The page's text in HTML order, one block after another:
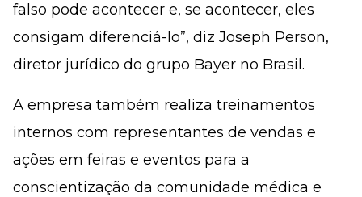
falso pode acontecer e, se acontecer, eles
consigam diferenciá-lo”, diz Joseph Person,
diretor jurídico do grupo Bayer no Brasil.
A empresa também realiza treinamentos
internos com representantes de vendas e
ações em feiras e eventos para a
conscientização da comunidade médica e